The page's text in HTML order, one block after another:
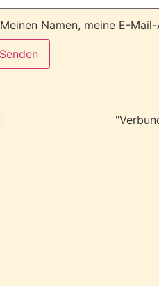
Meinen Namen, meine E-